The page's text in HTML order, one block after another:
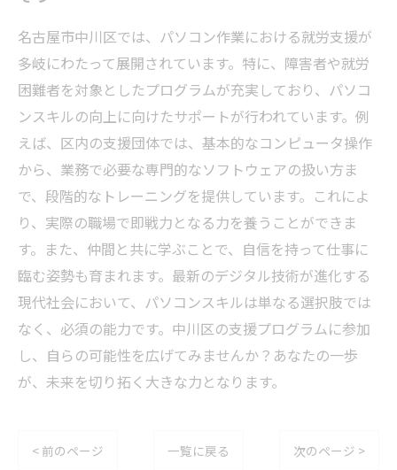
名古屋市中川区では、パソコン作業における就労支援が
多岐にわたって展開されています。特に、障害者や就労
困難者を対象としたプログラムが充実しており、パソコ
ンスキルの向上に向けたサポートが行われています。例
えば、区内の支援団体では、基本的なコンピュータ操作
から、業務で必要な専門的なソフトウェアの扱い方ま
で、段階的なトレーニングを提供しています。これによ
り、実際の職場で即戦力となる力を養うことができま
す。また、仲間と共に学ぶことで、自信を持って仕事に
臨む姿勢も育まれます。最新のデジタル技術が進化する
現代社会において、パソコンスキルは単なる選択肢では
なく、必須の能力です。中川区の支援プログラムに参加
し、自らの可能性を広げてみませんか？あなたの一歩
が、未来を切り拓く大きな力となります。
< 前のページ 一覧に戻る 次のページ >